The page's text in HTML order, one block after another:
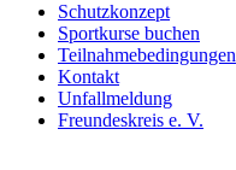
Schutzkonzept
Sportkurse buchen
Teilnahmebedingungen
Kontakt
Unfallmeldung
Freundeskreis e. V.